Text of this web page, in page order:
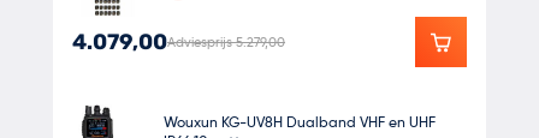
4.079,00Adviesprijs 5.279,00
Wouxun KG-UV8H Dualband VHF en UHF